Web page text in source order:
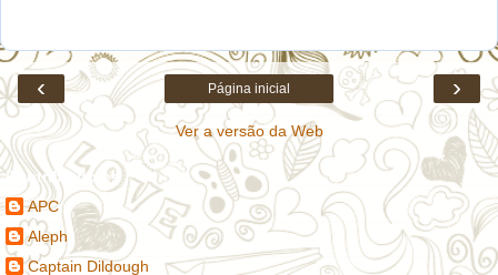
‹ ›
Página inicial
Ver a versão da Web
Contribuidores
APC
Aleph
Captain Dildough